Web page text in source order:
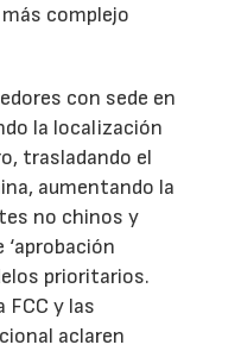
complejo
con sede en
la localización
trasladando el
aumentando la
no chinos y
prioritarios.
FCC y las
aclaren